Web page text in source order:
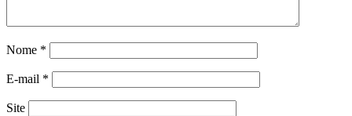
Nome *
E-mail *
Site